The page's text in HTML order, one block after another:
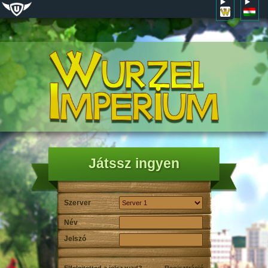
Játssz ingyen
Szerver
Név
Jelszó